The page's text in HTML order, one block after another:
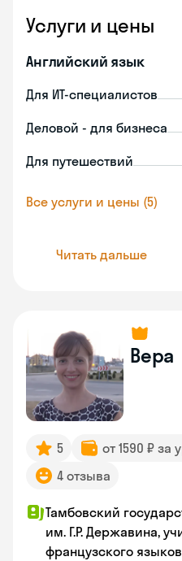
Услуги и цены
Английский язык
Для ИТ-специалистов
Деловой - для бизнеса
Для путешествий
Все услуги и цены (5)
Читать дальше
Вера
5 от 1590 ₽ за
4 отзыва
Тамбовский
им. Г.Р. Державина,
французского языков